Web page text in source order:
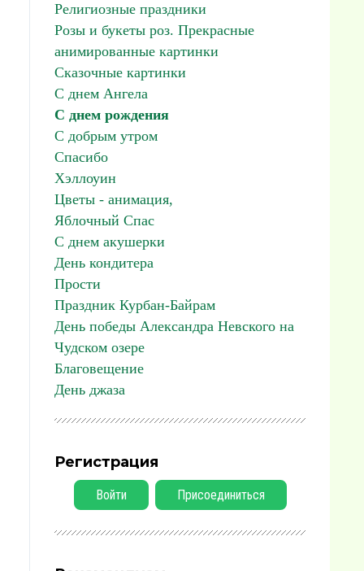
Религиозные праздники
Розы и букеты роз. Прекрасные
анимированные картинки
Сказочные картинки
С днем Ангела
С днем рождения
С добрым утром
Спасибо
Хэллоуин
Цветы - анимация,
Яблочный Спас
С днем акушерки
День кондитера
Прости
Праздник Курбан-Байрам
День победы Александра Невского на
Чудском озере
Благовещение
День джаза
Регистрация
Войти Присоединиться